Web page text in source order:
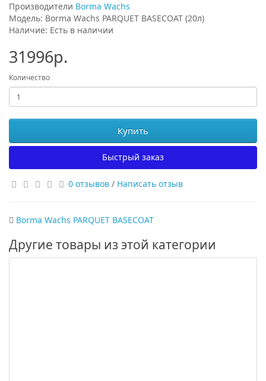
Производители Borma Wachs
Модель: Borma Wachs PARQUET BASECOAT (20л)
Наличие: Есть в наличии
31996р.
Количество
Купить
Быстрый заказ
0 отзывов / Написать отзыв
Borma Wachs PARQUET BASECOAT
Другие товары из этой категории